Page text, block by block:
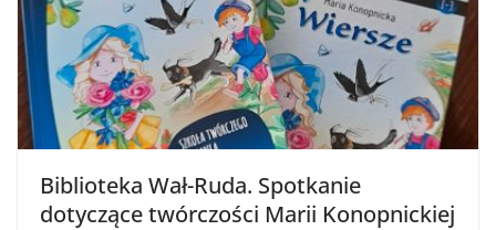
Biblioteka Wał-Ruda. Spotkanie
dotyczące twórczości Marii Konopnickiej